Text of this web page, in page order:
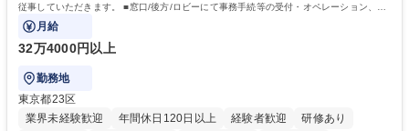
従事していただきます。 ■窓口/後方/ロビーにて事務手続等の受付・オペレーション、お
客様対応
月給
32万4000円以上
勤務地
東京都23区
業界未経験歓迎
年間休日120日以上 経験者歓迎
研修あり